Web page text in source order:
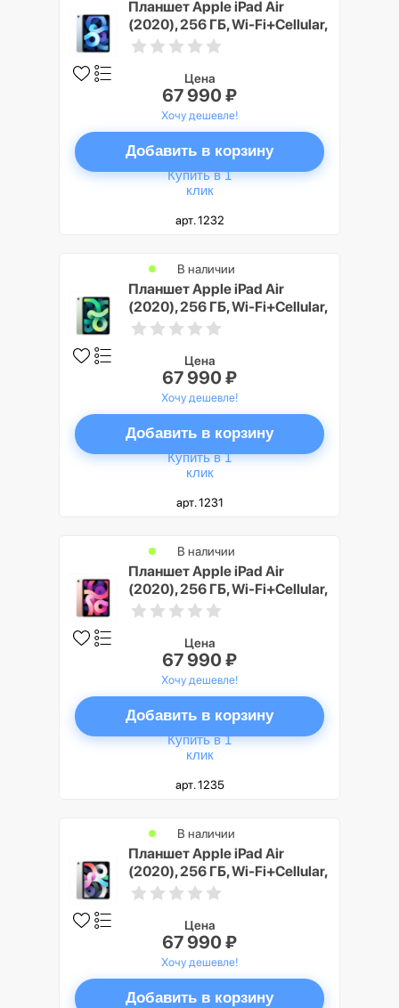
Планшет Apple iPad Air
(2020), 256 ГБ, Wi-Fi+Cellular,
голубой
Цена
67 990 ₽
Хочу дешевле!
Добавить в корзину
Купить в 1
клик
арт. 1232
Планшет Apple iPad Air
(2020), 256 ГБ, Wi-Fi+Cellular,
зеленый
В наличии
Цена
67 990 ₽
Хочу дешевле!
Добавить в корзину
Купить в 1
клик
арт. 1231
Планшет Apple iPad Air
(2020), 256 ГБ, Wi-Fi+Cellular,
розовый
В наличии
Цена
67 990 ₽
Хочу дешевле!
Добавить в корзину
Купить в 1
клик
арт. 1235
Планшет Apple iPad Air
(2020), 256 ГБ, Wi-Fi+Cellular,
серебристый
В наличии
Цена
67 990 ₽
Хочу дешевле!
Добавить в корзину